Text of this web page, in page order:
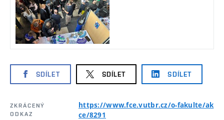
SDÍLET SDÍLET SDÍLET
ZKRÁCENÝ
ODKAZ
https://www.fce.vutbr.cz/o-fakulte/ak
ce/8291